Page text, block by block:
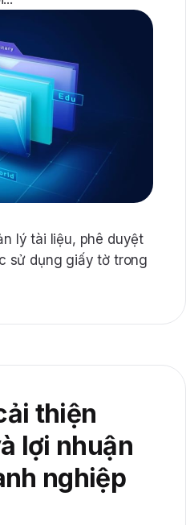
lý tài liệu, phê duyệt
sử dụng giấy tờ trong
thiện
lợi nhuận
nghiệp